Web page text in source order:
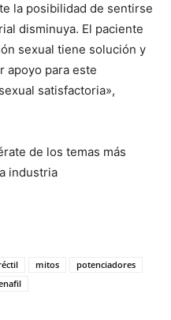
la posibilidad de sentirse
disminuya. El paciente
sexual tiene solución y
apoyo para este
satisfactoria»,
de los temas más
industria
mitos
potenciadores